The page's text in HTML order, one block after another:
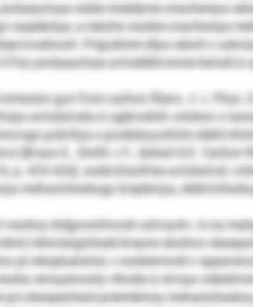
nizkie stabilynie znacheniya
raspileniya, a takzhe visokie znacheniya
Prigodnimi dlya raboti v
Pa) yavlyayutsya avtoelektronnie katodi iz
gun from carbon fibers. // J. Phys.
avtokatoda iz uglerodnih volokon s
pokritiya s posleduyushtim
[Braun E., Smith J.F., Sykest D.E. Carbon
p. 425-426], soderzhashtee avtokatod,
mehanicheskogo krepleniya,
visokoy dolgovechnosti ustroystv. Iz-za
tehnologicheski krayne slozhno
pri ekspluatatsii, v osobennosti v
veroyatnosty vihoda iz stroya
obespechenii priemlemoy